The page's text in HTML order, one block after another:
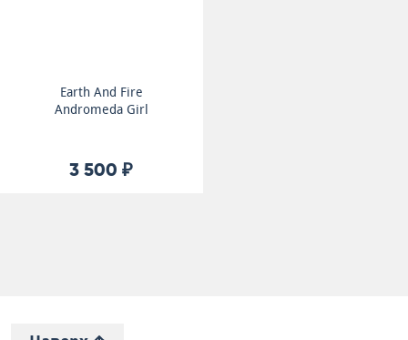
Earth And Fire
Andromeda Girl
3 500 ₽